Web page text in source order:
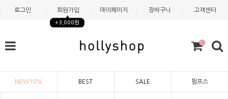
로그인 회원가입
+3,000원
마이페이지 장바구니 고객센터
0
NEW10% BEST SALE 펌프스